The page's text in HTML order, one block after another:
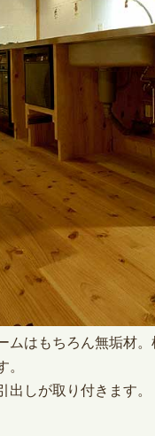
ムはもちろん無垢材
。
出しが取り付きます。